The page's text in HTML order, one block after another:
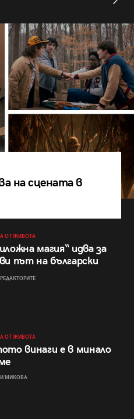
на сцената в
ОТ ЖИВОТА
магия“ идва за
път на български
РЕДАКТОРИТЕ
ОТ ЖИВОТА
винаги е в минало
МИКОВА